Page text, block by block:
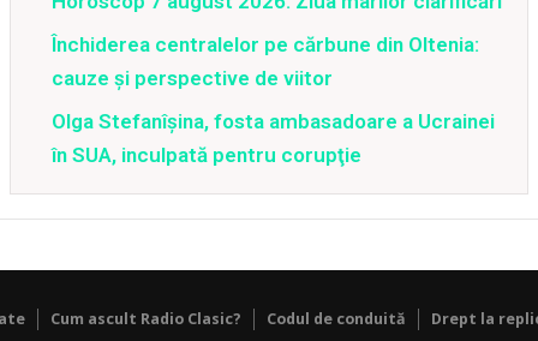
Închiderea centralelor pe cărbune din Oltenia:
cauze și perspective de viitor
Olga Stefanîşina, fosta ambasadoare a Ucrainei
în SUA, inculpată pentru corupţie
Cum ascult Radio Clasic? Codul de conduită Drept la